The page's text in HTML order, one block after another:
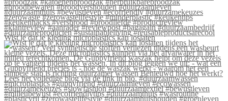
Wist je dat je kleding microplastics kan loslaten